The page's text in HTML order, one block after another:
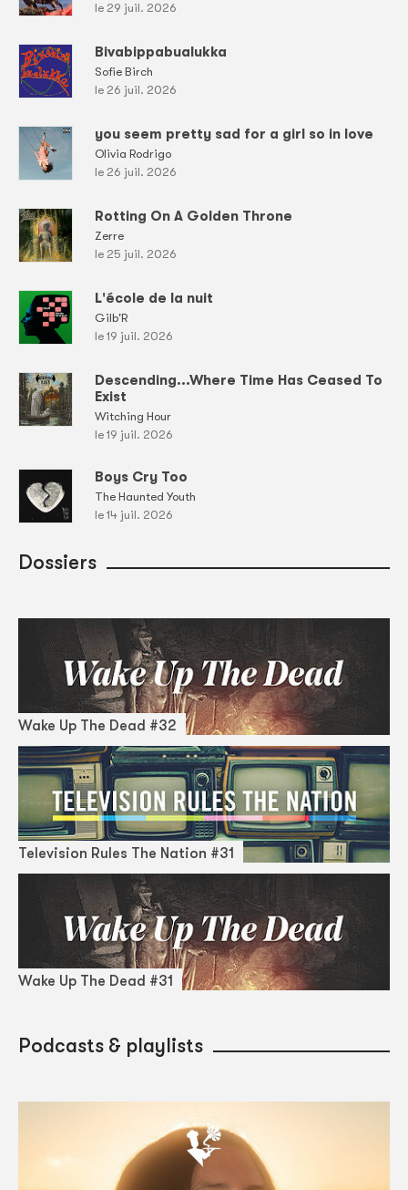
le 29 juil. 2026
Bivabippabualukka
Sofie Birch
le 26 juil. 2026
you seem pretty sad for a girl so in love
Olivia Rodrigo
le 26 juil. 2026
Rotting On A Golden Throne
Zerre
le 25 juil. 2026
L'école de la nuit
Gilb'R
le 19 juil. 2026
Descending...Where Time Has Ceased To
Exist
Witching Hour
le 19 juil. 2026
Boys Cry Too
The Haunted Youth
le 14 juil. 2026
Dossiers
Wake Up The Dead #32
Television Rules The Nation #31
Wake Up The Dead #31
Podcasts & playlists